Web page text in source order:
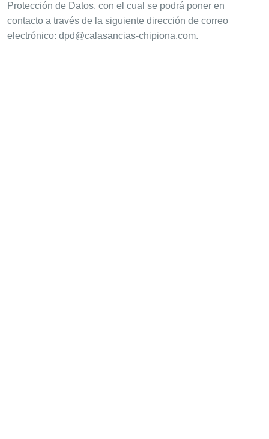
Protección de Datos, con el cual se podrá poner en
contacto a través de la siguiente dirección de correo
electrónico: dpd@calasancias-chipiona.com.